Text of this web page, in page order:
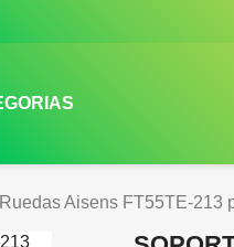
Aisens FT55TE-213